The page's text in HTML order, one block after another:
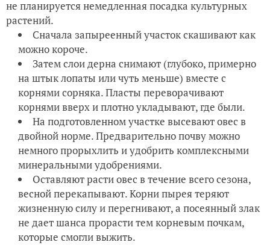
не планируется немедленная посадка культурных
растений.
Сначала запыреенный участок скашивают как
можно короче.
Затем слои дерна снимают (глубоко, примерно
на штык лопаты или чуть меньше) вместе с
корнями сорняка. Пласты переворачивают
корнями вверх и плотно укладывают, где были.
На подготовленном участке высевают овес в
двойной норме. Предварительно почву можно
немного прорыхлить и удобрить комплексными
минеральными удобрениями.
Оставляют расти овес в течение всего сезона,
весной перекапывают. Корни пырея теряют
жизненную силу и перегнивают, а посеянный злак
не дает шанса прорасти тем корневым почкам,
которые смогли выжить.